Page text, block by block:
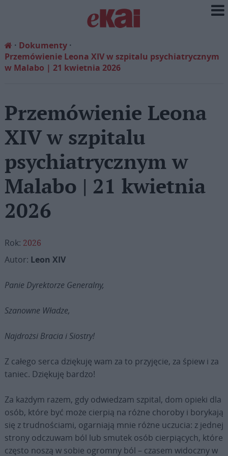
Dokumenty
Przemówienie Leona XIV w szpitalu psychiatrycznym
w Malabo | 21 kwietnia 2026
Przemówienie Leona
XIV w szpitalu
psychiatrycznym w
Malabo | 21 kwietnia
2026
Rok: 2026
Autor: Leon XIV
Panie Dyrektorze Generalny,
Szanowne Władze,
Najdrożsi Bracia i Siostry!
Z całego serca dziękuję wam za to przyjęcie, za śpiew i za
taniec. Dziękuję bardzo!
Za każdym razem, gdy odwiedzam szpital, dom opieki dla
osób, które być może cierpią na różne choroby i borykają
się z trudnościami, ogarniają mnie różne uczucia: z jednej
strony odczuwam ból lub smutek osób cierpiących, które
często noszą w sobie ogromny ból – czasem widoczny w